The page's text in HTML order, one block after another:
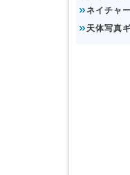
ネイチャ
天体写真